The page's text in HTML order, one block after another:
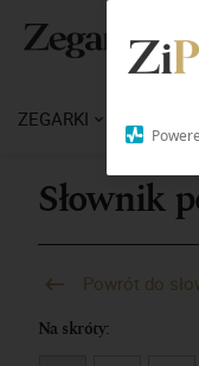
ZEGARKI
Słownik
Powrót do
Na skróty: